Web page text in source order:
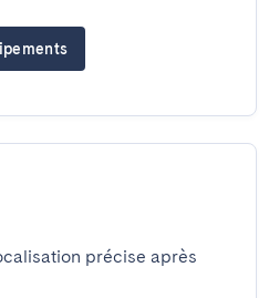
précise après